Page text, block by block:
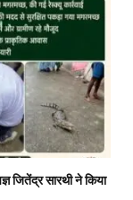
जितेंद्र सारथी ने किया